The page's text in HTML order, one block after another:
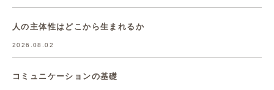
人の主体性はどこから生まれるか
2026.08.02
コミュニケーションの基礎